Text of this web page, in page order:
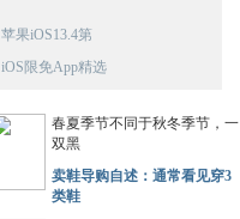
苹果iOS13.4第
iOS限免App精选
春夏季节不同于秋冬季节，一
双黑
卖鞋导购自述：通常看见穿3
类鞋